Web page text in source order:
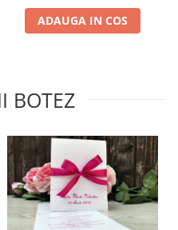
ADAUGA IN COS
BOTEZ